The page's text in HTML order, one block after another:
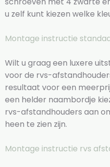
u zelf kunt kiezen welke
Montage instructie
Wilt u graag een luxere
voor de rvs-
resultaat voor een
een helder naambordje
rvs-afstandhouders aan
heen te zien zijn.
Montage instructie rvs